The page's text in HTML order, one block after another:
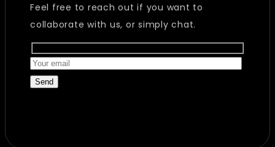
Feel free to reach out if you want to
collaborate with us, or simply chat.
Send